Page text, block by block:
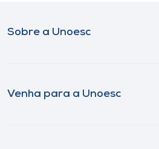
Sobre a Unoesc
Venha para a Unoesc